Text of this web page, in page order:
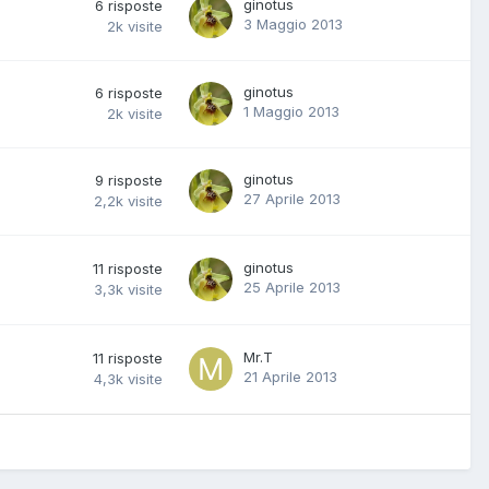
6 risposte
2k visite
ginotus
3 Maggio 2013
6 risposte
2k visite
ginotus
1 Maggio 2013
9 risposte
2,2k visite
ginotus
27 Aprile 2013
11 risposte
3,3k visite
ginotus
25 Aprile 2013
11 risposte
4,3k visite
Mr.T
21 Aprile 2013